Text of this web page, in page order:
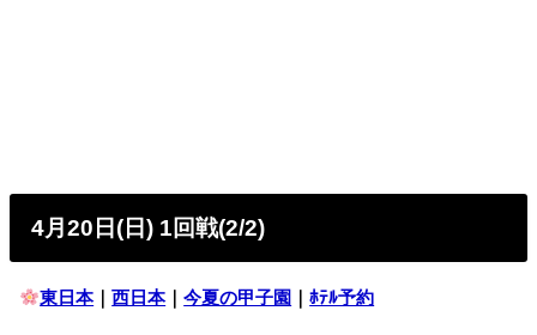
4月20日(日) 1回戦(2/2)
東日本｜西日本｜今夏の甲子園 ｜ﾎﾃﾙ予約